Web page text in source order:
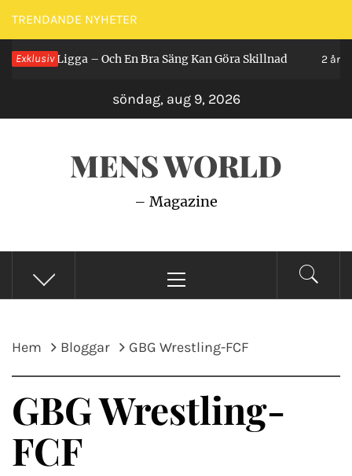
Hoppa
till
innehåll
TRENDANDE NYHETER
Exklusiv
Ligga – Och En Bra Säng Kan Göra Skillnad 2 år sedan
söndag, aug 9, 2026
MENS WORLD
– Magazine
meny
Hem Bloggar GBG Wrestling-FCF
GBG Wrestling-
FCF